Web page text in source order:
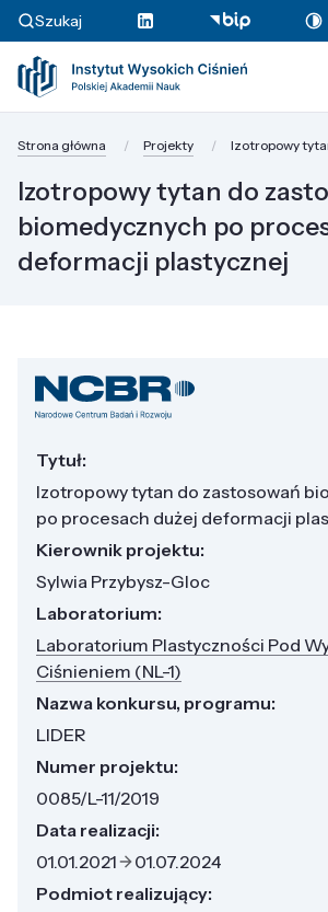
Szukaj
Strona główna Projekty Izotropowy
Izotropowy tytan do
biomedycznych po
deformacji plastycznej
Tytuł:
Izotropowy tytan do zastosowań
po procesach dużej deformacji
Kierownik projektu:
Sylwia Przybysz-Gloc
Laboratorium:
Laboratorium Plastyczności Pod
Ciśnieniem (NL-1)
Nazwa konkursu, programu:
LIDER
Numer projektu:
0085/L-11/2019
Data realizacji:
01.01.2021
01.07.2024
Podmiot realizujący: